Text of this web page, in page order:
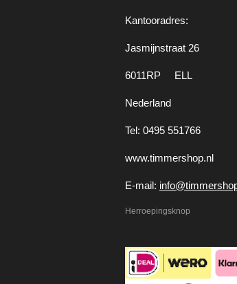
Kantooradres:
Jasmijnstraat 26
6011RP ELL
Nederland
Tel: 0495 551766
www.timmershop.nl
E-mail:
Herroepingsknop